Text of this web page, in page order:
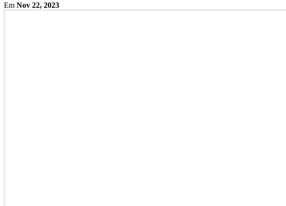
Em Nov 22, 2023